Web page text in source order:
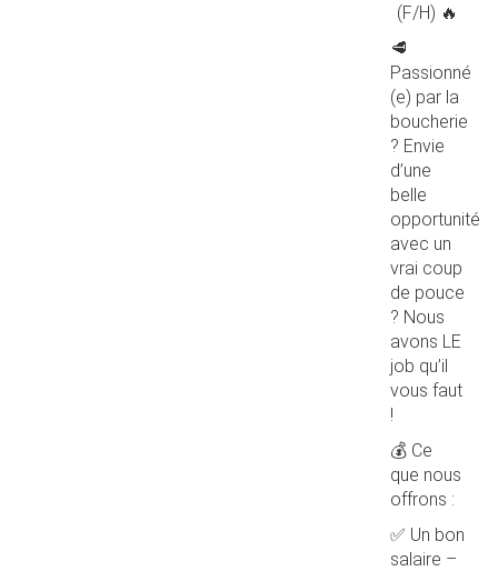
(F/H) 🔥
🥩
Passionné
(e) par la
boucherie
? Envie
d’une
belle
opportunité
avec un
vrai coup
de pouce
? Nous
avons LE
job qu’il
vous faut
!
💰 Ce
que nous
offrons :
✅ Un bon
salaire –